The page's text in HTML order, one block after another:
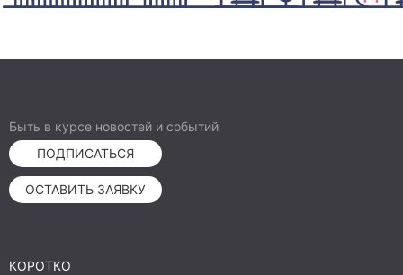
Быть в курсе новостей и событий
ПОДПИСАТЬСЯ
ОСТАВИТЬ ЗАЯВКУ
КОРОТКО